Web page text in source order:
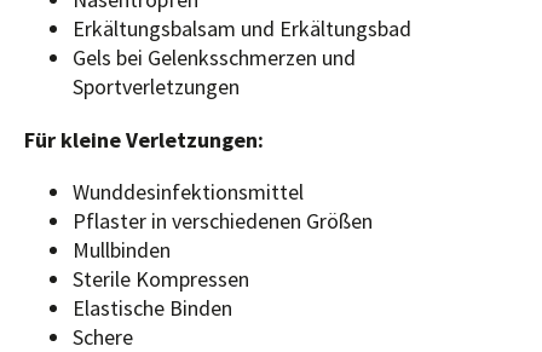
Erkältungsbalsam und Erkältungsbad
Gels bei Gelenksschmerzen und
Sportverletzungen
Für kleine Verletzungen:
Wunddesinfektionsmittel
Pflaster in verschiedenen Größen
Mullbinden
Sterile Kompressen
Elastische Binden
Schere